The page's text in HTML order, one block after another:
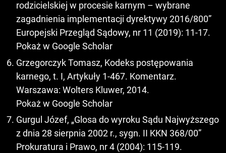
rodzicielskiej w procesie karnym – wybrane
zagadnienia implementacji dyrektywy 2016/800”
Europejski Przegląd Sądowy, nr 11 (2019): 11-17.
Pokaż w Google Scholar
Grzegorczyk Tomasz, Kodeks postępowania
karnego, t. I, Artykuły 1-467. Komentarz.
Warszawa: Wolters Kluwer, 2014.
Pokaż w Google Scholar
Gurgul Józef, „Glosa do wyroku Sądu Najwyższego
z dnia 28 sierpnia 2002 r., sygn. II KKN 368/00”
Prokuratura i Prawo, nr 4 (2004): 115-119.